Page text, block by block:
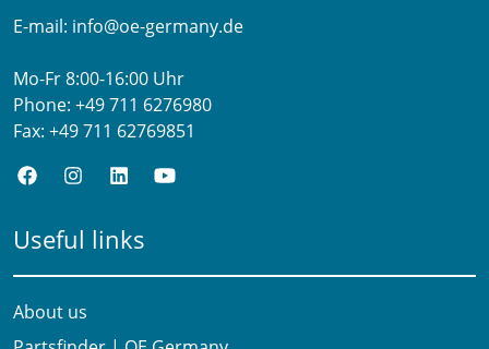
E-mail: info@oe-germany.de
Mo-Fr 8:00-16:00 Uhr
Phone: +49 711 6276980
Fax: +49 711 62769851
Useful links
About us